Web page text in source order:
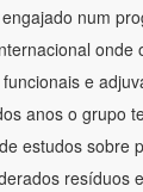
num
onde
e
anos o grupo
estudos sobre
resíduos